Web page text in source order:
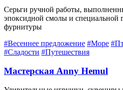
Серьги ручной работы,
эпоксидной смолы и специальной
фурнитуры
#Весеннее предложение #Море
#Сладости #Путешествия
Мастерская Anny Hemul